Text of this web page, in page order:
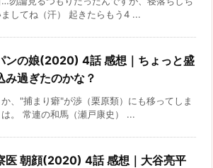
ましてね（汗） 起きたらもう4 ...
ンの娘(2020) 4話 感想｜ちょっと盛
み過ぎたのかな？
か、"捕まり癖"が渉（栗原類）にも移ってしま
は。 常連の和馬（瀬戸康史） ...
医 朝顔(2020) 4話 感想｜大谷亮平